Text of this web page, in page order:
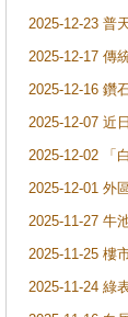
2025-12-23 普
2025-12-17 傳
2025-12-16 鑽
2025-12-07 近
2025-12-02 「
2025-12-01 外
2025-11-27 牛
2025-11-25 樓
2025-11-24 綠